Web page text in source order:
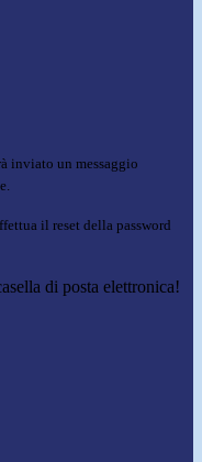
inviato un messaggio
il reset della password
di posta elettronica!